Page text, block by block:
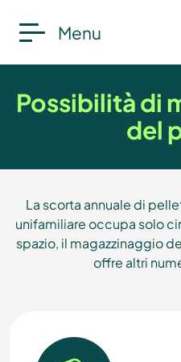
Menu
Possibilità di
del
La scorta annuale di
unifamiliare occupa solo
spazio, il magazzinaggio
offre altri